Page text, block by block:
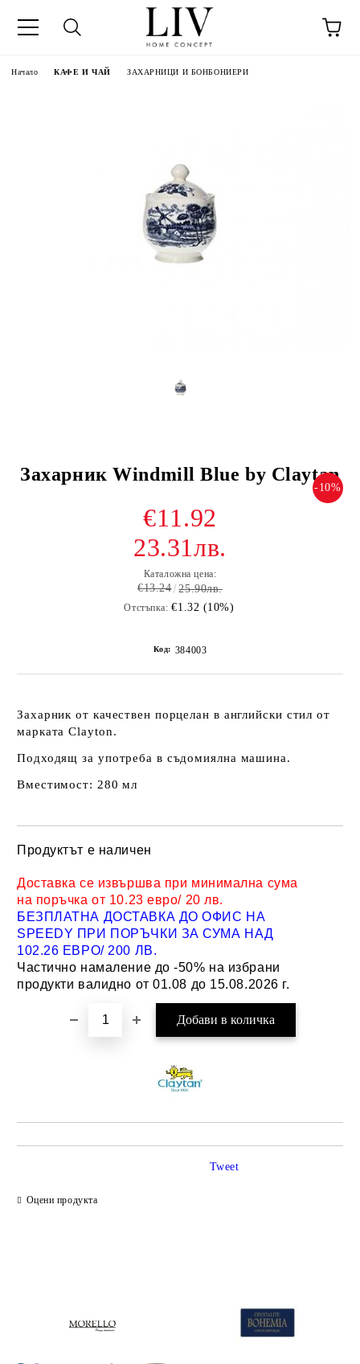
Начало КАФЕ И ЧАЙ ЗАХАРНИЦИ И БОНБОНИЕРИ
Захарник Windmill Blue by Claytan
-10%
€11.92
23.31лв.
Каталожна цена:
€13.24 25.90лв.
Отстъпка: €1.32 (10%)
Код: 384003
Захарник от качествен порцелан в английски стил от
марката Clayton.
Подходящ за употреба в съдомиялна машина.
Вместимост:​ 280 мл
Продуктът е наличен
Доставка се извършва при минимална сума
на поръчка от 10.23 евро/ 20 лв.
БЕЗПЛАТНА ДОСТАВКА ДО ОФИС НА
SPEEDY ПРИ ПОРЪЧКИ ЗА СУМА НАД
102.26 ЕВРО/ 200 ЛВ.
Частично намаление до -50% на избрани
продукти валидно от 01.08 до 15.08.2026 г.
Оцени продукта
Tweet